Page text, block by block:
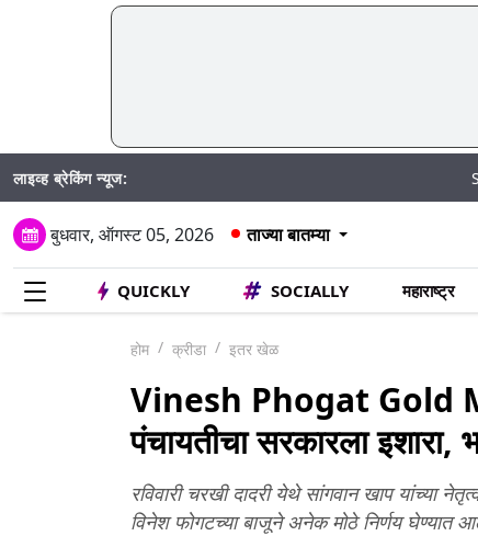
लाइव्ह ब्रेकिंग न्यूज: SIR
बुधवार, ऑगस्ट 05, 2026 ताज्या बातम्या
QUICKLY SOCIALLY महाराष्ट्र
होम क्रीडा इतर खेळ
Vinesh Phogat Gold
पंचायतीचा सरकारला इशारा,
रविवारी चरखी दादरी येथे सांगवान खाप यांच्या
विनेश फोगटच्या बाजूने अनेक मोठे निर्णय घेण्यात